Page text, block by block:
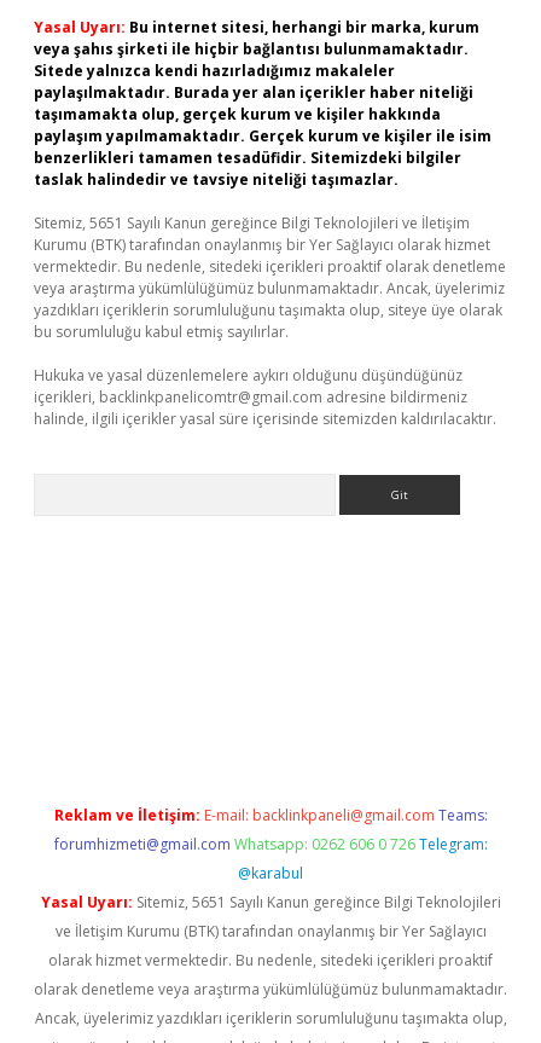
Yasal Uyarı: Bu internet sitesi, herhangi bir marka, kurum
veya şahıs şirketi ile hiçbir bağlantısı bulunmamaktadır.
Sitede yalnızca kendi hazırladığımız makaleler
paylaşılmaktadır. Burada yer alan içerikler haber niteliği
taşımamakta olup, gerçek kurum ve kişiler hakkında
paylaşım yapılmamaktadır. Gerçek kurum ve kişiler ile isim
benzerlikleri tamamen tesadüfidir. Sitemizdeki bilgiler
taslak halindedir ve tavsiye niteliği taşımazlar.
Sitemiz, 5651 Sayılı Kanun gereğince Bilgi Teknolojileri ve İletişim
Kurumu (BTK) tarafından onaylanmış bir Yer Sağlayıcı olarak hizmet
vermektedir. Bu nedenle, sitedeki içerikleri proaktif olarak denetleme
veya araştırma yükümlülüğümüz bulunmamaktadır. Ancak, üyelerimiz
yazdıkları içeriklerin sorumluluğunu taşımakta olup, siteye üye olarak
bu sorumluluğu kabul etmiş sayılırlar.
Hukuka ve yasal düzenlemelere aykırı olduğunu düşündüğünüz
içerikleri, backlinkpanelicomtr@gmail.com adresine bildirmeniz
halinde, ilgili içerikler yasal süre içerisinde sitemizden kaldırılacaktır.
Reklam ve İletişim: E-mail: backlinkpaneli@gmail.com Teams:
forumhizmeti@gmail.com Whatsapp: 0262 606 0 726 Telegram:
@karabul
Yasal Uyarı: Sitemiz, 5651 Sayılı Kanun gereğince Bilgi Teknolojileri
ve İletişim Kurumu (BTK) tarafından onaylanmış bir Yer Sağlayıcı
olarak hizmet vermektedir. Bu nedenle, sitedeki içerikleri proaktif
olarak denetleme veya araştırma yükümlülüğümüz bulunmamaktadır.
Ancak, üyelerimiz yazdıkları içeriklerin sorumluluğunu taşımakta olup,